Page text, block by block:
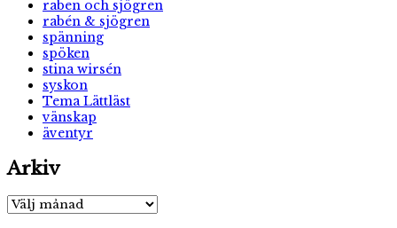
raben och sjögren
rabén & sjögren
spänning
spöken
stina wirsén
syskon
Tema Lättläst
vänskap
äventyr
Arkiv
Arkiv